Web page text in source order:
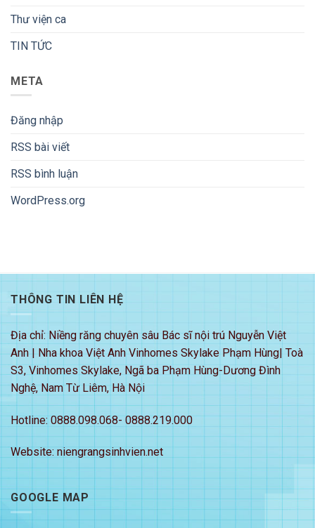
Thư viện ca
TIN TỨC
META
Đăng nhập
RSS bài viết
RSS bình luận
WordPress.org
THÔNG TIN LIÊN HỆ
Địa chỉ: Niềng răng chuyên sâu Bác sĩ nội trú Nguyễn Việt
Anh | Nha khoa Việt Anh Vinhomes Skylake Phạm Hùng| Toà
S3, Vinhomes Skylake, Ngã ba Phạm Hùng-Dương Đình
Nghệ, Nam Từ Liêm, Hà Nội
Hotline: 0888.098.068- 0888.219.000
Website: niengrangsinhvien.net
GOOGLE MAP